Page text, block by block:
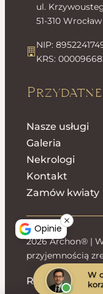
ul.
51-310 Wrocław
NIP:
KRS:
Nasze usługi
Galeria
Nekrologi
Kontakt
Zamów kwiaty
2026 Archon® |
przyjemnością
Regulamin
W
Opinie